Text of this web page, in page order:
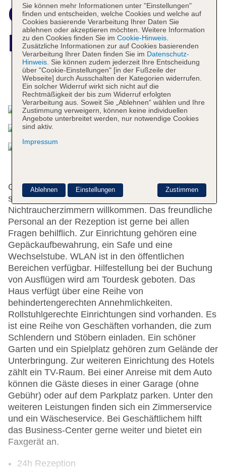
Convento do
Desagravo
Das bietet Ihre Unterkunft
Gerne heißt das Hotel die Gäste in einem 2-
stöckigen Haus mit einem Aufzug und 24
Nichtraucherzimmern willkommen. Das freundliche
Personal an der Rezeption ist gerne bei allen
Fragen behilflich. Zur Einrichtung gehören eine
Gepäckaufbewahrung, ein Safe und eine
Wechselstube. WLAN ist in den öffentlichen
Bereichen verfügbar. Hilfestellung bei der Buchung
von Ausflügen wird am Tourdesk geboten. Das
Haus verfügt über eine Reihe von
behindertengerechten Annehmlichkeiten.
Rollstuhlgerechte Einrichtungen sind vorhanden. Es
ist eine Reihe von Geschäften vorhanden, die zum
Schlendern und Stöbern einladen. Ein schöner
Garten und ein Spielplatz gehören zum Gelände der
Unterbringung. Zur weiteren Einrichtung des Hotels
zählt ein TV-Raum. Bei einer Anreise mit dem Auto
können die Gäste dieses in einer Garage (ohne
Gebühr) oder auf dem Parkplatz parken. Unter den
weiteren Leistungen finden sich ein Zimmerservice
und ein Wäscheservice. Bei Geschäftlichem hilft
das Business-Center gerne weiter und bietet ein
Faxgerät an.
24h Rezeption
Sie können mehr Informationen unter "Einstellungen"
finden und entscheiden, welche Cookies und welche auf
Cookies basierende Verarbeitung Ihrer Daten Sie
ablehnen oder akzeptieren möchten. Weitere Information
zu den Cookies finden Sie im Cookie-Hinweis.
Zusätzliche Informationen zur auf Cookies basierenden
Verarbeitung Ihrer Daten finden Sie im Datenschutz-
Hinweis. Sie können zudem jederzeit Ihre Entscheidung
über "Cookie-Einstellungen" [in der Fußzeile der
Webseite] durch Ausschalten der Kategorien widerrufen.
Ein solcher Widerruf wirkt sich nicht auf die
Rechtmäßigkeit der bis zum Widerruf erfolgten
Verarbeitung aus. Soweit Sie „Ablehnen“ wählen und Ihre
Zustimmung verweigern, können keine individuellen
Angebote unterbreitet werden, nur notwendige Cookies
sind aktiv.
Impressum
Zustimmen
Ablehnen Einstellungen